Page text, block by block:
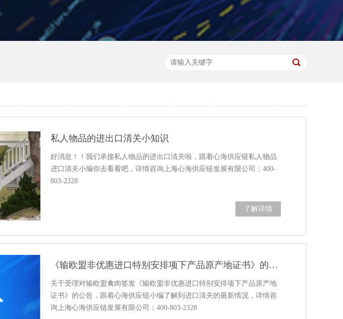
私人物品的进出口清关小知识
好消息！！我们承接私人物品的进出口清关啦，跟着心海供应链私人物品
进口清关小编你去看看吧，详情咨询上海心海供应链发展有限公司：400-
803-2328
了解详情
《输欧盟非优惠进口特别安排项下产品原产地证书》的公告
关于受理对输欧盟禽肉签发《输欧盟非优惠进口特别安排项下产品原产地
证书》的公告，跟着心海供应链小编了解到进口清关的最新情况，详情咨
询上海心海供应链发展有限公司：400-803-2328